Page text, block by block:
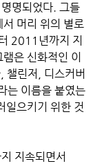
명되었다. 그들
머리 위의 별로
2011년까지 지
은 신화적인 이
챌린저, 디스커버
는 이름을 붙였는
일으키기 위한 것
지속되면서